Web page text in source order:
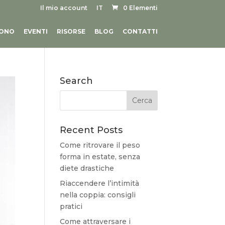
Il mio account IT 0 Elementi
EVENTI RISORSE BLOG CONTATTI
Search
Recent Posts
Come ritrovare il peso
forma in estate, senza
diete drastiche
Riaccendere l’intimità
nella coppia: consigli
pratici
Come attraversare i